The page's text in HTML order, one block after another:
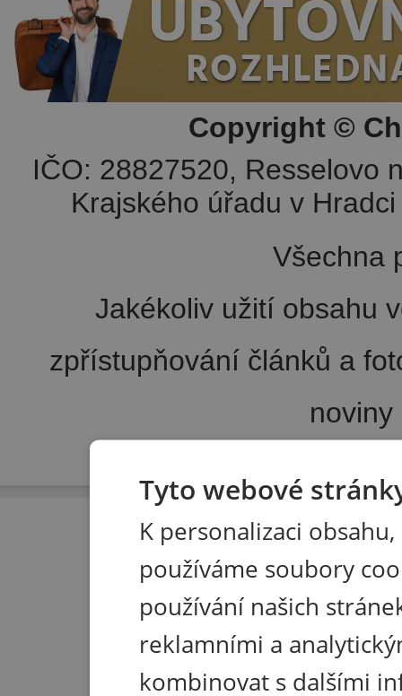
Copyright ©
IČO: 28827520, Resselovo
Krajského úřadu v
Všechna
Jakékoliv užití obsahu
zpřístupňování článků a
Tyto webové
K personalizaci
používáme soubory
používání našich
reklamními a
kombinovat s dalšími